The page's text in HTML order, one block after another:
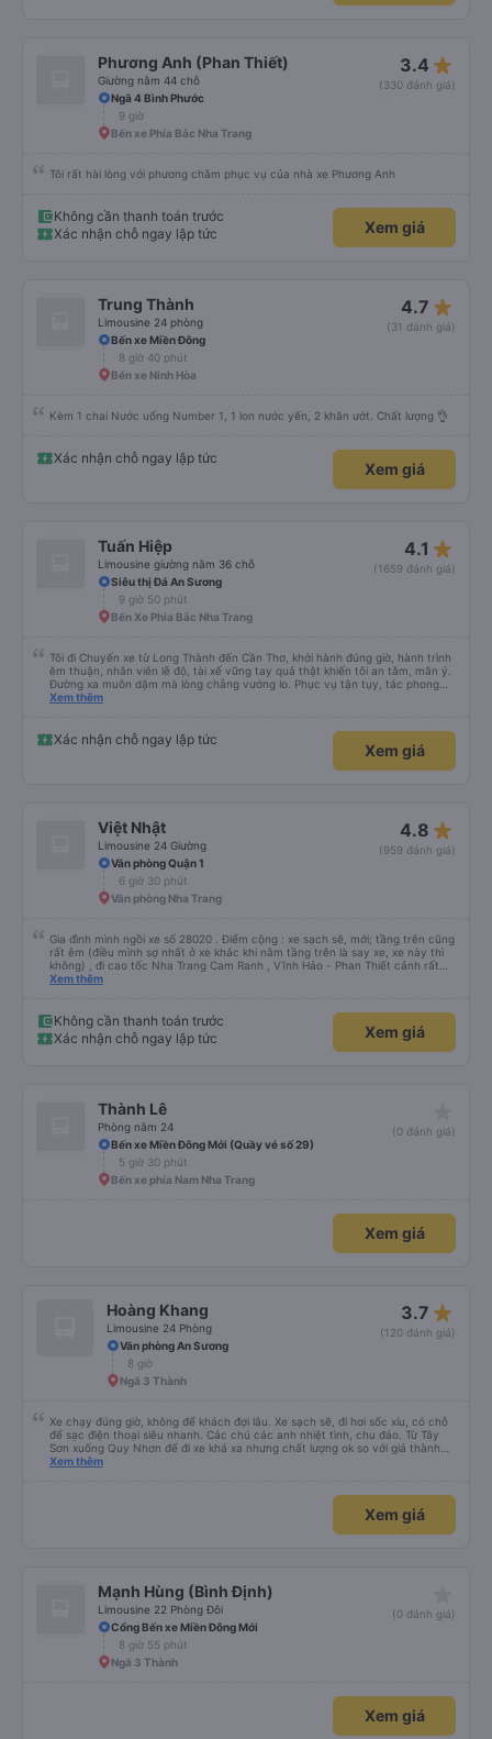
Phương Anh (Phan Thiết)
Giường nằm 44 chỗ
3.4 star_rate
(330 đánh giá)
Ngã 4 Bình Phước
9 giờ
Bến xe Phía Bắc Nha Trang
Tôi rất hài lòng với phương châm phục vụ của nhà xe Phương Anh
Không cần thanh toán trước
Xác nhận chỗ ngay lập tức
Xem giá
Trung Thành
Limousine 24 phòng
4.7 star_rate
(31 đánh giá)
Bến xe Miền Đông
8 giờ 40 phút
Bến xe Ninh Hòa
Kèm 1 chai Nước uống Number 1, 1 lon nước yến, 2 khăn ướt. Chất lượng 👌
Xác nhận chỗ ngay lập tức
Xem giá
Tuấn Hiệp
Limousine giường nằm 36 chỗ
4.1 star_rate
(1659 đánh giá)
Siêu thị Đá An Sương
9 giờ 50 phút
Bến Xe Phía Bắc Nha Trang
Tôi đi Chuyến xe từ Long Thành đến Cần Thơ, khởi hành đúng giờ, hành trình
êm thuận, nhân viên lễ độ, tài xế vững tay quả thật khiến tôi an tâm, mãn ý.
Đường xa muôn dặm mà lòng chẳng vướng lo. Phục vụ tận tụy, tác phong
nghiêm cẩn, hiếm thấy giữa thời buổi kim tiền vội vã. Xã hội loạn đạo. Xin gửi
Xem thêm
Xác nhận chỗ ngay lập tức
Xem giá
Việt Nhật
Limousine 24 Giường
4.8 star_rate
(959 đánh giá)
Văn phòng Quận 1
6 giờ 30 phút
Văn phòng Nha Trang
Gia đình mình ngồi xe số 28020 . Điểm cộng : xe sạch sẽ, mới; tầng trên cũng
rất êm (điều mình sợ nhất ở xe khác khi nằm tầng trên là say xe, xe này thì
không) , đi cao tốc Nha Trang Cam Ranh , Vĩnh Hảo - Phan Thiết cảnh rất
đẹp. Điểm trừ : dừng đậu rước khách và lên hàng lâu 1 chút. Dịp lễ mấy hãng
Xem thêm
Không cần thanh toán trước
Xác nhận chỗ ngay lập tức
Xem giá
Thành Lê
Phòng nằm 24
(0 đánh giá)
Bến xe Miền Đông Mới (Quầy vé số 29)
5 giờ 30 phút
Bến xe phía Nam Nha Trang
Xem giá
Hoàng Khang
Limousine 24 Phòng
3.7 star_rate
(120 đánh giá)
Văn phòng An Sương
8 giờ
Ngã 3 Thành
Xe chạy đúng giờ, không để khách đợi lâu. Xe sạch sẽ, đi hơi sốc xíu, có chỗ
để sạc điện thoại siêu nhanh. Các chú các anh nhiệt tình, chu đáo. Từ Tây
Sơn xuống Quy Nhơn để đi xe khá xa nhưng chất lượng ok so với giá thành
chung.
Xem thêm
Xem giá
Mạnh Hùng (Bình Định)
Limousine 22 Phòng Đôi
(0 đánh giá)
Cổng Bến xe Miền Đông Mới
8 giờ 55 phút
Ngã 3 Thành
Xem giá